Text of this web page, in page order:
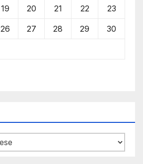
19 20 21 22 23
26 27 28 29 30